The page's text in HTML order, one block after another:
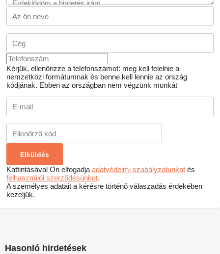
Kérjük, ellenőrizze a telefonszámot: meg kell felelnie a
nemzetközi formátumnak és benne kell lennie az ország
kódjának. Ebben az országban nem végzünk munkát
Kattintásával Ön elfogadja adatvédelmi szabályzatunkat és
felhasználói szerződésünket.
A személyes adatait a kérésre történő válaszadás érdekében
kezeljük.
Hasonló hirdetések